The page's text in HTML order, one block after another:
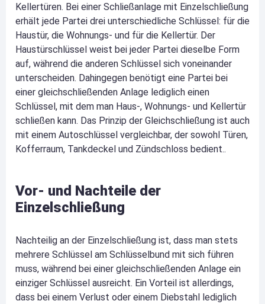
Kellertüren. Bei einer Schließanlage mit Einzelschließung
erhält jede Partei drei unterschiedliche Schlüssel: für die
Haustür, die Wohnungs- und für die Kellertür. Der
Haustürschlüssel weist bei jeder Partei dieselbe Form
auf, während die anderen Schlüssel sich voneinander
unterscheiden. Dahingegen benötigt eine Partei bei
einer gleichschließenden Anlage lediglich einen
Schlüssel, mit dem man Haus-, Wohnungs- und Kellertür
schließen kann. Das Prinzip der Gleichschließung ist auch
mit einem Autoschlüssel vergleichbar, der sowohl Türen,
Kofferraum, Tankdeckel und Zündschloss bedient..
Vor- und Nachteile der
Einzelschließung
Nachteilig an der Einzelschließung ist, dass man stets
mehrere Schlüssel am Schlüsselbund mit sich führen
muss, während bei einer gleichschließenden Anlage ein
einziger Schlüssel ausreicht. Ein Vorteil ist allerdings,
dass bei einem Verlust oder einem Diebstahl lediglich